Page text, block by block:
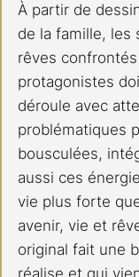
À partir de
de la famille, les
rêves
protagonistes
déroule avec
problématiques
bousculées,
aussi ces
vie plus forte
avenir, vie et
original fait une